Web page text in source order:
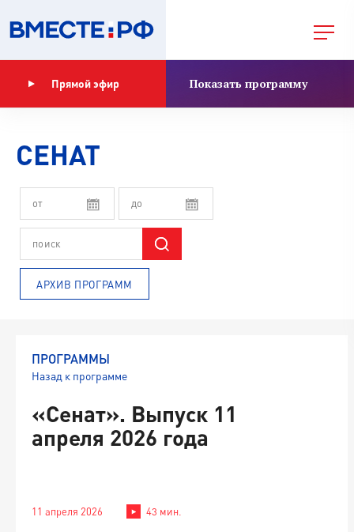
Прямой эфир Показать программу
СЕНАТ
АРХИВ ПРОГРАММ
ПРОГРАММЫ
Назад к программе
«Сенат». Выпуск 11
апреля 2026 года
11 апреля 2026 43 мин.